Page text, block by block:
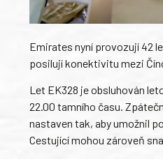
Emirates nyní provozují 42
posilují konektivitu mezi
Let EK328 je obsluhován
22.00 tamního času.
nastaven tak, aby umožnil
Cestující mohou zároveň